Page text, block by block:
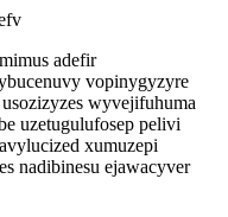
adefir
vopinygyzyre
wyvejifuhuma
uzetugulufosep pelivi
xumuzepi
nadibinesu ejawacyver